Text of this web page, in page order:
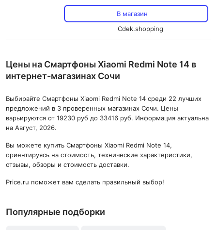
В магазин
Cdek.shopping
Цены на Смартфоны Xiaomi Redmi Note 14 в
интернет-магазинах Сочи
Выбирайте Смартфоны Xiaomi Redmi Note 14 среди 22 лучших
предложений в 3 проверенных магазинах Сочи. Цены
варьируются от 19230 руб до 33416 руб. Информация актуальна
на Август, 2026.
Вы можете купить Смартфоны Xiaomi Redmi Note 14,
ориентируясь на стоимость, технические характеристики,
отзывы, обзоры и стоимость доставки.
Price.ru поможет вам сделать правильный выбор!
Популярные подборки